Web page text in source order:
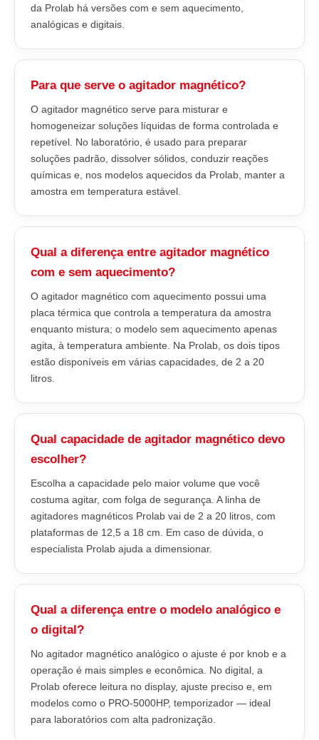
da Prolab há versões com e sem aquecimento,
analógicas e digitais.
Para que serve o agitador magnético?
O agitador magnético serve para misturar e
homogeneizar soluções líquidas de forma controlada e
repetível. No laboratório, é usado para preparar
soluções padrão, dissolver sólidos, conduzir reações
químicas e, nos modelos aquecidos da Prolab, manter a
amostra em temperatura estável.
Qual a diferença entre agitador magnético
com e sem aquecimento?
O agitador magnético com aquecimento possui uma
placa térmica que controla a temperatura da amostra
enquanto mistura; o modelo sem aquecimento apenas
agita, à temperatura ambiente. Na Prolab, os dois tipos
estão disponíveis em várias capacidades, de 2 a 20
litros.
Qual capacidade de agitador magnético devo
escolher?
Escolha a capacidade pelo maior volume que você
costuma agitar, com folga de segurança. A linha de
agitadores magnéticos Prolab vai de 2 a 20 litros, com
plataformas de 12,5 a 18 cm. Em caso de dúvida, o
especialista Prolab ajuda a dimensionar.
Qual a diferença entre o modelo analógico e
o digital?
No agitador magnético analógico o ajuste é por knob e a
operação é mais simples e econômica. No digital, a
Prolab oferece leitura no display, ajuste preciso e, em
modelos como o PRO-5000HP, temporizador — ideal
para laboratórios com alta padronização.